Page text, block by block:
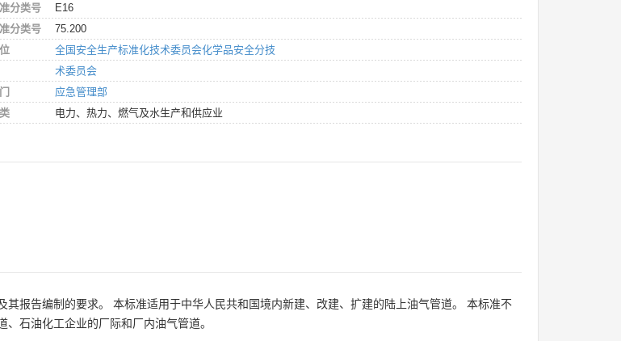
分类号
E16
分类号
75.200
全国安全生产标准化技术委员会化学品安全分技
术委员会
应急管理部
电力、热力、燃气及水生产和供应业
报告编制的要求。 本标准适用于中华人民共和国境内新建、改建、扩建的陆上油气管道。 本标准不
石油化工企业的厂际和厂内油气管道。